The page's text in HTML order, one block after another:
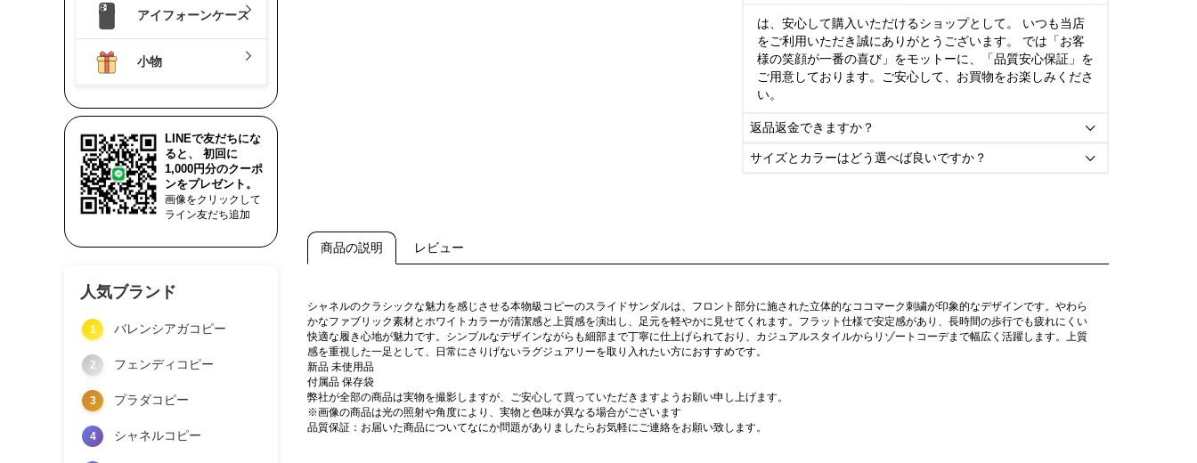
アイフォーンケース
小物
LINEで友だちにな
ると、 初回に
1,000円分のクーポ
ンをプレゼント。
画像をクリックして
ライン友だち追加
人気ブランド
1 バレンシアガコピー
2 フェンディコピー
3 プラダコピー
4 シャネルコピー
は、安心して購入いただけるショップとして。 いつも当店
をご利用いただき誠にありがとうございます。 では「お客
様の笑顔が一番の喜び」をモットーに、「品質安心保証」を
ご用意しております。ご安心して、お買物をお楽しみくださ
い。
返品返金できますか？ 
サイズとカラーはどう選べば良いですか？ 
商品の説明 レビュー
シャネルのクラシックな魅力を感じさせる本物級コピーのスライドサンダルは、フロント部分に施された立体的なココマーク刺繍が印象的なデザインです。やわら
かなファブリック素材とホワイトカラーが清潔感と上質感を演出し、足元を軽やかに見せてくれます。フラット仕様で安定感があり、長時間の歩行でも疲れにくい
快適な履き心地が魅力です。シンプルなデザインながらも細部まで丁寧に仕上げられており、カジュアルスタイルからリゾートコーデまで幅広く活躍します。上質
感を重視した一足として、日常にさりげないラグジュアリーを取り入れたい方におすすめです。
新品 未使用品
付属品 保存袋
弊社が全部の商品は実物を撮影しますが、ご安心して買っていただきますようお願い申し上げます。
※画像の商品は光の照射や角度により、実物と色味が異なる場合がございます
品質保証：お届いた商品についてなにか問題がありましたらお気軽にご連絡をお願い致します。